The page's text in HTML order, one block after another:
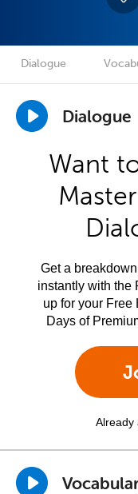
Dialogue
Dialogue
Want
Get a
instantly with the
up for your Free
Days of
Already